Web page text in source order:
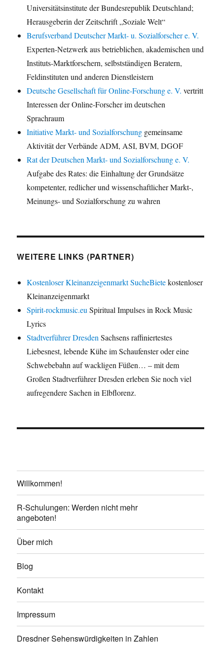
Universitätsinstitute der Bundesrepublik Deutschland;
Herausgeberin der Zeitschrift „Soziale Welt“
Berufsverband Deutscher Markt- u. Sozialforscher e. V.
Experten-Netzwerk aus betrieblichen, akademischen und
Instituts-Marktforschern, selbstständigen Beratern,
Feldinstituten und anderen Dienstleistern
Deutsche Gesellschaft für Online-Forschung e. V. vertritt
Interessen der Online-Forscher im deutschen
Sprachraum
Initiative Markt- und Sozialforschung gemeinsame
Aktivität der Verbände ADM, ASI, BVM, DGOF
Rat der Deutschen Markt- und Sozialforschung e. V.
Aufgabe des Rates: die Einhaltung der Grundsätze
kompetenter, redlicher und wissenschaftlicher Markt-,
Meinungs- und Sozialforschung zu wahren
WEITERE LINKS (PARTNER)
Kostenloser Kleinanzeigenmarkt SucheBietekostenloser
Kleinanzeigenmarkt
Spirit-rockmusic.eu Spiritual Impulses in Rock Music
Lyrics
Stadtverführer Dresden Sachsens raffiniertestes
Liebesnest, lebende Kühe im Schaufenster oder eine
Schwebebahn auf wackligen Füßen… – mit dem
Großen Stadtverführer Dresden erleben Sie noch viel
aufregendere Sachen in Elbflorenz.
Willkommen!
R-Schulungen: Werden nicht mehr
angeboten!
Über mich
Blog
Kontakt
Impressum
Dresdner Sehenswürdigkeiten in Zahlen